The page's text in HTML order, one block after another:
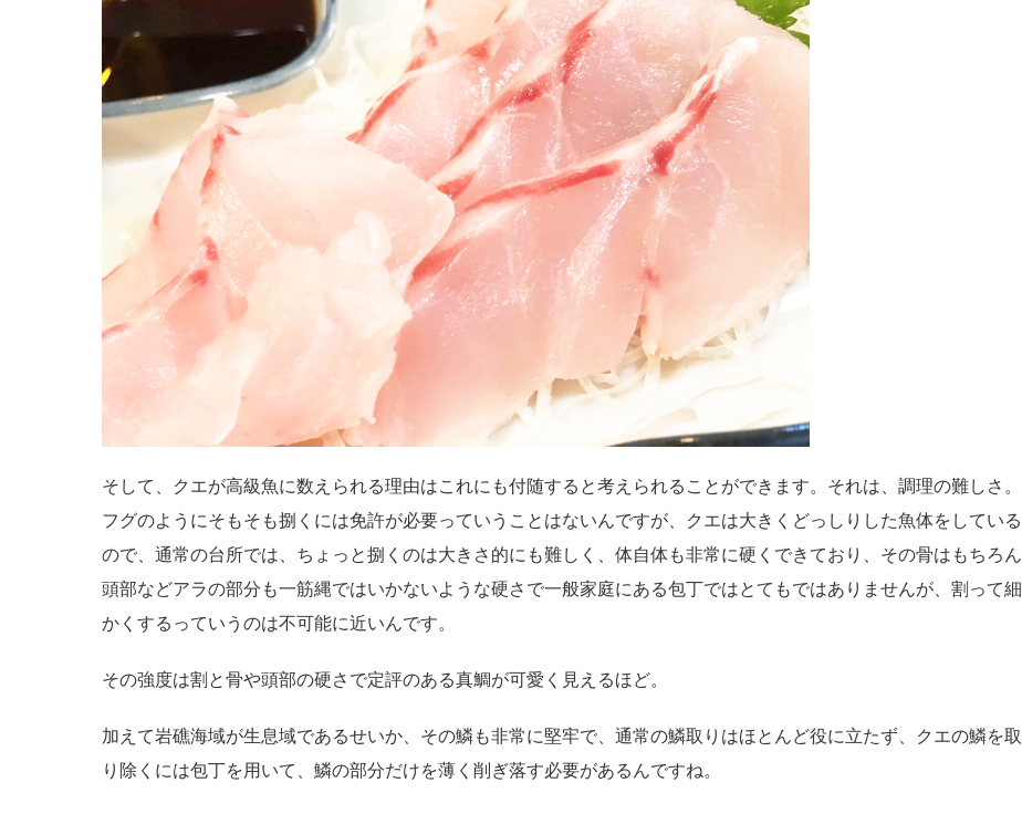
そして、クエが高級魚に数えられる理由はこれにも付随すると考えられることができます。それは、調理の難しさ。
フグのようにそもそも捌くには免許が必要っていうことはないんですが、クエは大きくどっしりした魚体をしている
ので、通常の台所では、ちょっと捌くのは大きさ的にも難しく、体自体も非常に硬くできており、その骨はもちろん
頭部などアラの部分も一筋縄ではいかないような硬さで一般家庭にある包丁ではとてもではありませんが、割って細
かくするっていうのは不可能に近いんです。
その強度は割と骨や頭部の硬さで定評のある真鯛が可愛く見えるほど。
加えて岩礁海域が生息域であるせいか、その鱗も非常に堅牢で、通常の鱗取りはほとんど役に立たず、クエの鱗を取
り除くには包丁を用いて、鱗の部分だけを薄く削ぎ落す必要があるんですね。